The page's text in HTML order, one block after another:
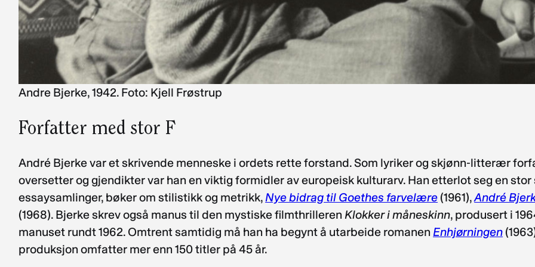
Andre Bjerke, 1942. Foto: Kjell Frøstrup
Forfatter med stor F
André Bjerke var et skrivende menneske i ordets rette forstand. Som lyriker og skjønn-litterær
oversetter og gjendikter var han en viktig formidler av europeisk kulturarv. Han etterlot seg en
essaysamlinger, bøker om stilistikk og metrikk,Nye bidrag til Goethes farvelære (1961),André
(1968). Bjerke skrev også manus til den mystiske filmthrilleren Klokker i måneskinn, produsert i
manuset rundt 1962. Omtrent samtidig må han ha begynt å utarbeide romanenEnhjørningen
produksjon omfatter mer enn 150 titler på 45 år.